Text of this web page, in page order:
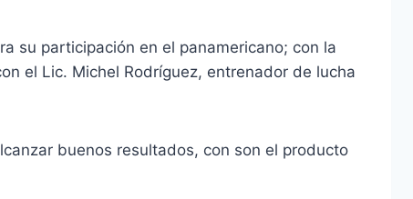
su participación en el panamericano; con la
el Lic. Michel Rodríguez, entrenador de lucha
buenos resultados, con son el producto